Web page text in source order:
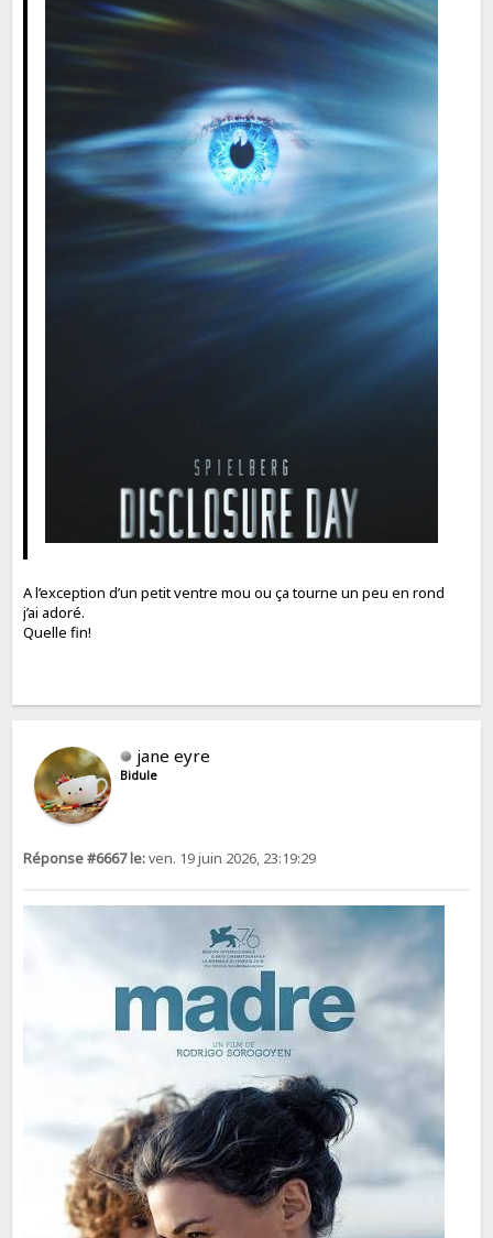
A l’exception d’un petit ventre mou ou ça tourne un peu en rond
j’ai adoré.
Quelle fin!
jane eyre
Bidule
Réponse #6667 le:ven. 19 juin 2026, 23:19:29